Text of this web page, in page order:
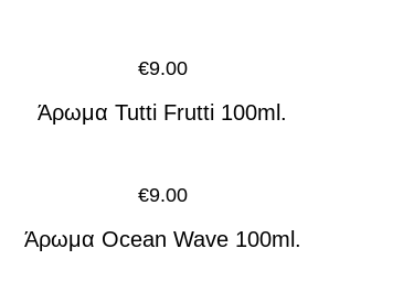
€9.00
Άρωμα Tutti Frutti 100ml.
€9.00
Άρωμα Ocean Wave 100ml.